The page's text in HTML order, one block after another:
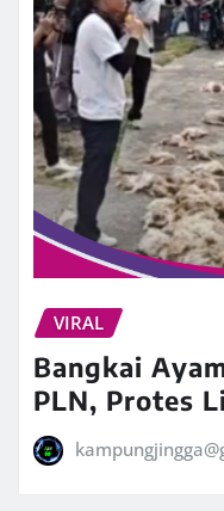
VIRAL
Bangkai
PLN, Protes